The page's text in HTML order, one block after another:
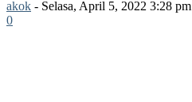
akok - Selasa, April 5, 2022 3:28 pm
0